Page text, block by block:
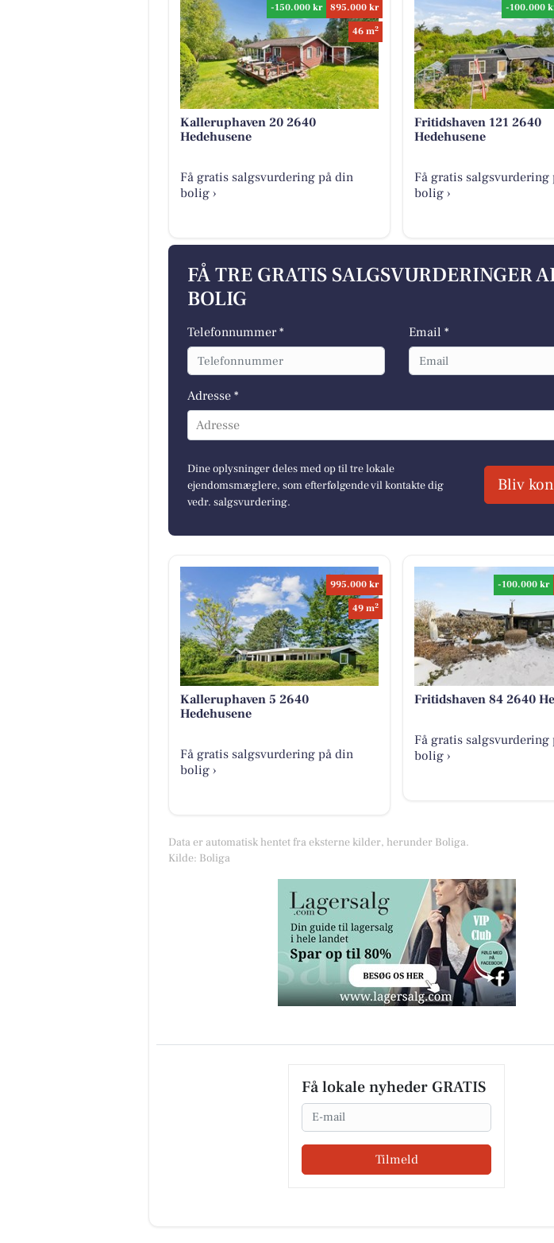
-150.000 kr
895.000 kr
46 m2
Kalleruphaven 20 2640
Hedehusene
Få gratis salgsvurdering på din
bolig ›
-100.000
Fritidshaven 121 2640
Hedehusene
Få gratis salgsvurdering
bolig ›
FÅ TRE GRATIS SALGSVURDERINGER
BOLIG
Telefonnummer * Email *
Adresse *
Adresse
Dine oplysninger deles med op til tre lokale
ejendomsmæglere, som efterfølgende vil kontakte dig
vedr. salgsvurdering.
Bliv
995.000 kr
49 m2
Kalleruphaven 5 2640
Hedehusene
Få gratis salgsvurdering på din
bolig ›
-100.000 kr
Fritidshaven 84 2640
Få gratis salgsvurdering
bolig ›
Data er automatisk hentet fra eksterne kilder, herunder Boliga.
Kilde: Boliga
Få lokale nyheder GRATIS
Email
Tilmeld